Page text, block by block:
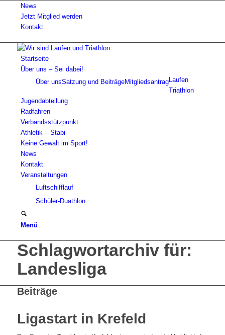
News
Jetzt Mitglied werden
Kontakt
Startseite
Über uns – Sei dabei!
Über unsSatzung und BeiträgeMitgliedsantragLaufen
Triathlon
Jugendabteilung
Radfahren
Verbandsstützpunkt
Athletik – Stabi
Keine Gewalt im Sport!
News
Kontakt
Veranstaltungen
Luftschifflauf
Schüler-Duathlon
Menü
Schlagwortarchiv für:
Landesliga
Beiträge
Ligastart in Krefeld